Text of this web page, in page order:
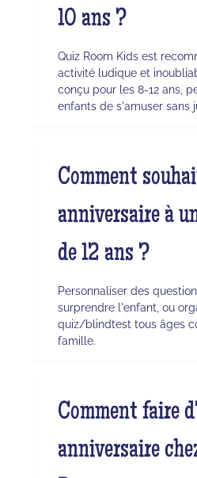
10 ans ?
Quiz Room Kids est
activité ludique et
conçu pour les 8-12 ans,
enfants de s'amuser sans
Comment
anniversaire à
de 12 ans ?
Personnaliser des
surprendre l'enfant, ou
quiz/blindtest tous âges
famille.
Comment faire
anniversaire